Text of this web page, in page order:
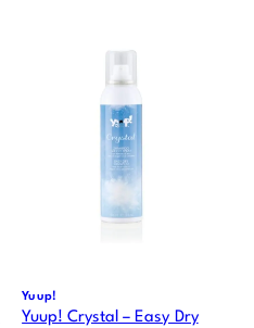
Yuup!
Yuup! Crystal – Easy Dry